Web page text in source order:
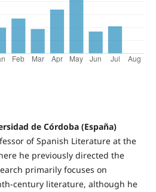
de Córdoba (España)
of Spanish Literature at the
he previously directed the
primarily focuses on
century literature, although he